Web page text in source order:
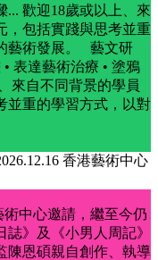
... 歡迎18歲或以上、來
，包括實踐與思考並重
藝術發展。 藝文研
• 表達藝術治療 • 塗鴉
來自不同背景的學員
並重的學習方式，以對
香港藝術中心
心邀請，繼至今仍
》及《小男人周記》
陳恩碩親自創作、執導